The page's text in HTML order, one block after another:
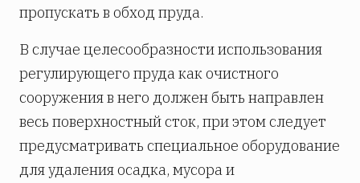
пропускать в обход пруда.
В случае целесообразности использования
регулирующего пруда как очистного
сооружения в него должен быть направлен
весь поверхностный сток, при этом следует
предусматривать специальное оборудование
для удаления осадка, мусора и